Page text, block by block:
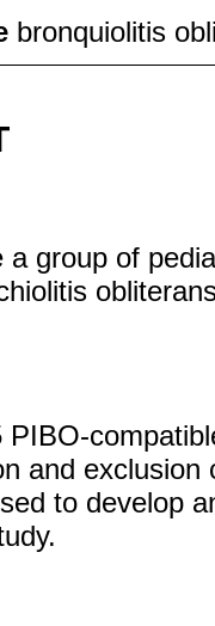
bronquiolitis
a group of
and
to develop